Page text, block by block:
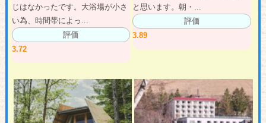
じはなかったです。大浴場が小さ
い為、時間帯によっ...
評価
3.72
と思います。朝・...
評価
3.89